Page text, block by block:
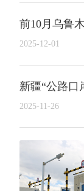
前10月乌鲁
2025-12-01
新疆“公路
2025-11-26